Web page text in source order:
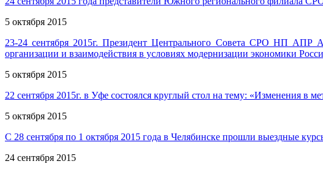
5 октября 2015
23-24 сентября 2015г. Президент Центрального Совета СРО НП АПР
организации и взаимодействия в условиях модернизации экономики
5 октября 2015
22 сентября 2015г. в Уфе состоялся круглый стол на тему:
5 октября 2015
С 28 сентября по 1 октября 2015 года в Челябинске прошли выездные
24 сентября 2015